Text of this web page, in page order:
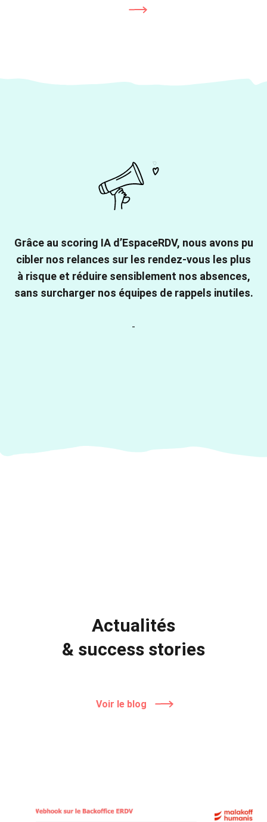
Grâce au scoring IA d’EspaceRDV, nous avons pu
cibler nos relances sur les rendez-vous les plus
à risque et réduire sensiblement nos absences,
sans surcharger nos équipes de rappels inutiles.
-
Actualités
& success stories
Voir le blog